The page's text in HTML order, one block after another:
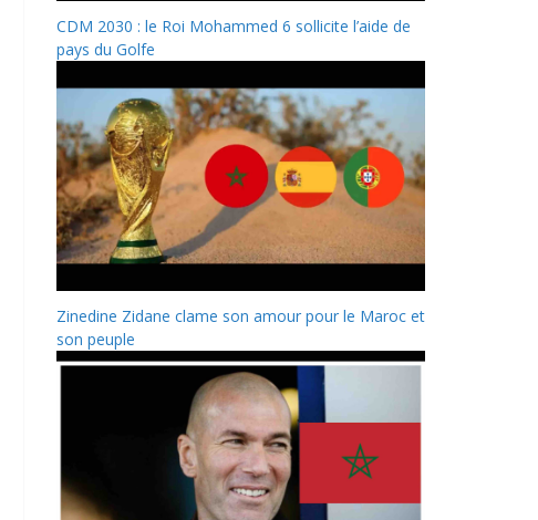
CDM 2030 : le Roi Mohammed 6 sollicite l’aide de
pays du Golfe
Zinedine Zidane clame son amour pour le Maroc et
son peuple